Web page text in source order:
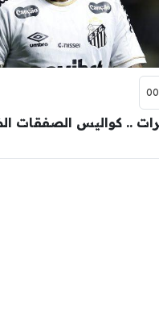
مدريديًا 3 مرات .. كواليس